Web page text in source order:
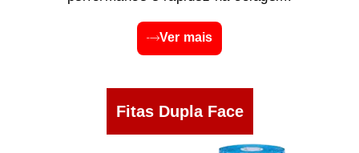
Ver mais
Fitas Dupla Face